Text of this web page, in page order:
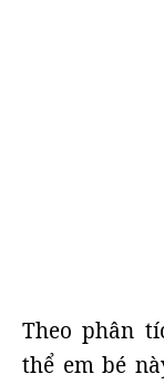
Theo phân
thể em bé